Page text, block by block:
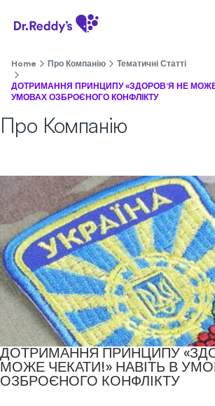
Home Про Компанію Тематичні Статті
ДОТРИМАННЯ ПРИНЦИПУ «ЗДОРОВ’Я НЕ МОЖЕ
УМОВАХ ОЗБРОЄНОГО КОНФЛІКТУ
Про Компанію
ДОТРИМАННЯ ПРИНЦИПУ
МОЖЕ ЧЕКАТИ!» НАВІТЬ В
ОЗБРОЄНОГО КОНФЛІКТУ